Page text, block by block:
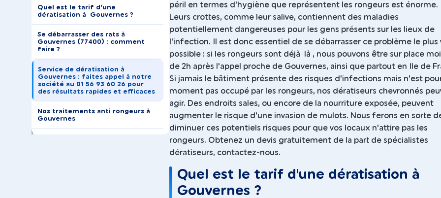
Quel est le tarif d'une
dératisation à Gouvernes ?
Se débarrasser des rats à
Gouvernes (77400) : comment
faire ?
Service de dératisation à
Gouvernes : faites appel à notre
société au 01 56 93 60 26 pour
des résultats rapides et efficaces
Nos traitements anti rongeurs à
Gouvernes
péril en termes d'hygiène que représentent les rongeurs est énorme.
Leurs crottes, comme leur salive, contiennent des maladies
potentiellement dangereuses pour les gens présents sur les lieux de
l'infection. Il est donc essentiel de se débarrasser ce problème le plus
possible : si les rongeurs sont déjà là , nous pouvons être sur place
de 2h après l'appel proche de Gouvernes, ainsi que partout en Ile de
Si jamais le bâtiment présente des risques d'infections mais n'est
moment pas occupé par les rongeurs, nos dératiseurs chevronnés
agir. Des endroits sales, ou encore de la nourriture exposée, peuvent
augmenter le risque d'une invasion de mulots. Nous ferons en sorte
diminuer ces potentiels risques pour que vos locaux n'attire pas les
rongeurs. Obtenez un devis gratuitement de la part de spécialistes
dératiseurs, contactez-nous.
Quel est le tarif d'une dératisation à
Gouvernes ?